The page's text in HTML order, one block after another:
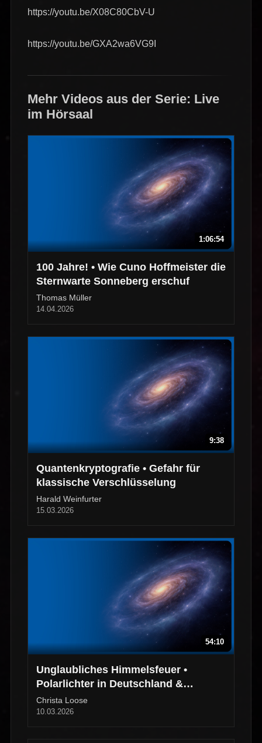
https://youtu.be/X08C80CbV-U
https://youtu.be/GXA2wa6VG9I
Mehr Videos aus der Serie: Live
im Hörsaal
1:06:54
100 Jahre! • Wie Cuno Hoffmeister die
Sternwarte Sonneberg erschuf
Thomas Müller
14.04.2026
9:38
Quantenkryptografie • Gefahr für
klassische Verschlüsselung
Harald Weinfurter
15.03.2026
54:10
Unglaubliches Himmelsfeuer •
Polarlichter in Deutschland &
Norwegen
Christa Loose
10.03.2026